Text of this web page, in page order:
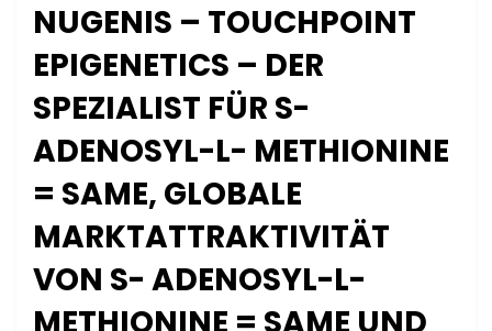
NUGENIS – TOUCHPOINT
EPIGENETICS – DER
SPEZIALIST FÜR S-
ADENOSYL-L- METHIONINE
= SAME, GLOBALE
MARKTATTRAKTIVITÄT
VON S- ADENOSYL-L-